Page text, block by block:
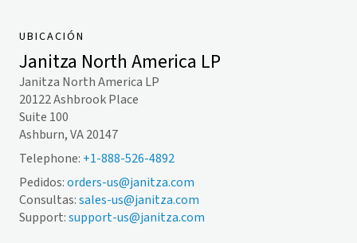
UBICACIÓN
Janitza North America LP
Janitza North America LP
20122 Ashbrook Place
Suite 100
Ashburn, VA 20147
Telephone: +1-888-526-4892
Pedidos:orders-us@janitza.com
Consultas:sales-us@janitza.com
Support:support-us@janitza.com